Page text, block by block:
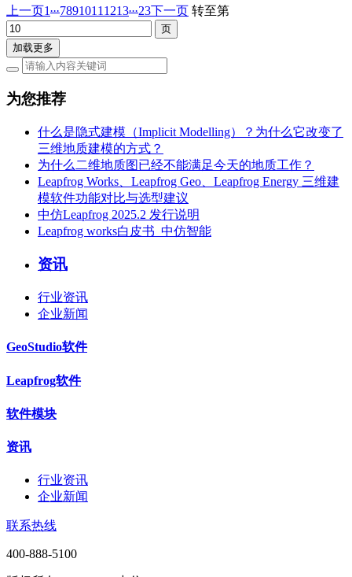
上一页1...7891011 1213...23下一页 转至第
加载更多
为您推荐
什么是隐式建模（Implicit Modelling）？为什么它改变了
三维地质建模的方式？
为什么二维地质图已经不能满足今天的地质工作？
Leapfrog Works、Leapfrog Geo、Leapfrog Energy 三维建
模软件功能对比与选型建议
中仿Leapfrog 2025.2 发行说明
Leapfrog works白皮书_中仿智能
资讯
行业资讯
企业新闻
GeoStudio软件
Leapfrog软件
软件模块
资讯
行业资讯
企业新闻
联系热线
400-888-5100